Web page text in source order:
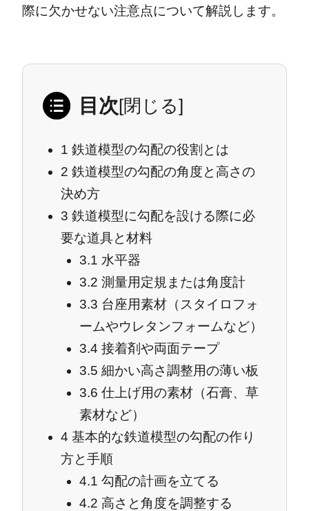
際に欠かせない注意点について解説します。
目次[閉じる]
1 鉄道模型の勾配の役割とは
2 鉄道模型の勾配の角度と高さの
決め方
3 鉄道模型に勾配を設ける際に必
要な道具と材料
3.1 水平器
3.2 測量用定規または角度計
3.3 台座用素材（スタイロフォ
ームやウレタンフォームなど）
3.4 接着剤や両面テープ
3.5 細かい高さ調整用の薄い板
3.6 仕上げ用の素材（石膏、草
素材など）
4 基本的な鉄道模型の勾配の作り
方と手順
4.1 勾配の計画を立てる
4.2 高さと角度を調整する